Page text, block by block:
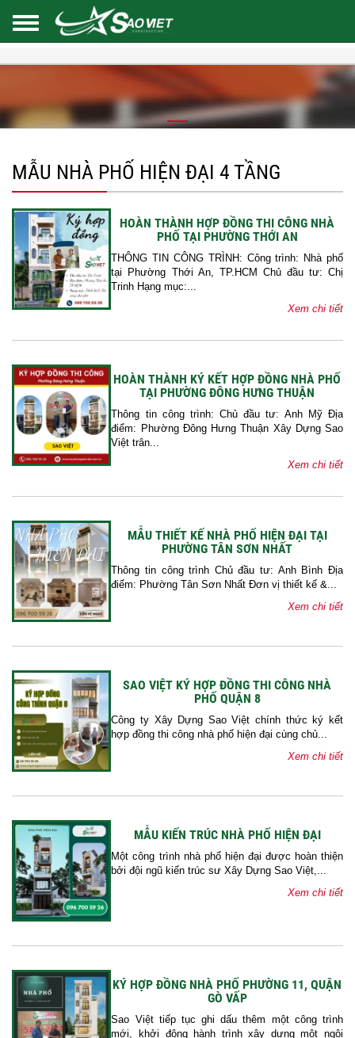
MẪU NHÀ PHỐ HIỆN ĐẠI 4 TẦNG
HOÀN THÀNH HỢP ĐỒNG THI CÔNG NHÀ
PHỐ TẠI PHƯỜNG THỚI AN
THÔNG TIN CÔNG TRÌNH: Công trình: Nhà phố
tại Phường Thới An, TP.HCM Chủ đầu tư: Chị
Trinh Hạng mục:...
Xem chi tiết
HOÀN THÀNH KÝ KẾT HỢP ĐỒNG NHÀ PHỐ
TẠI PHƯỜNG ĐÔNG HƯNG THUẬN
Thông tin công trình: Chủ đầu tư: Anh Mỹ Địa
điểm: Phường Đông Hưng Thuận Xây Dựng Sao
Việt trân...
Xem chi tiết
MẪU THIẾT KẾ NHÀ PHỐ HIỆN ĐẠI TẠI
PHƯỜNG TÂN SƠN NHẤT
Thông tin công trình Chủ đầu tư: Anh Bình Địa
điểm: Phường Tân Sơn Nhất Đơn vị thiết kế &...
Xem chi tiết
SAO VIỆT KÝ HỢP ĐỒNG THI CÔNG NHÀ
PHỐ QUẬN 8
Công ty Xây Dựng Sao Việt chính thức ký kết
hợp đồng thi công nhà phố hiện đại cùng chủ...
Xem chi tiết
MẪU KIẾN TRÚC NHÀ PHỐ HIỆN ĐẠI
Một công trình nhà phố hiện đại được hoàn thiện
bởi đội ngũ kiến trúc sư Xây Dựng Sao Việt,...
Xem chi tiết
KÝ HỢP ĐỒNG NHÀ PHỐ PHƯỜNG 11, QUẬN
GÒ VẤP
Sao Việt tiếp tục ghi dấu thêm một công trình
mới, khởi động hành trình xây dựng một ngôi